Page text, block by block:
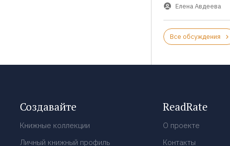
Елена Авдеева
Все обсуждения
Создавайте
Книжные коллекции
Личный книжный профиль
ReadRate
О проекте
Контакты